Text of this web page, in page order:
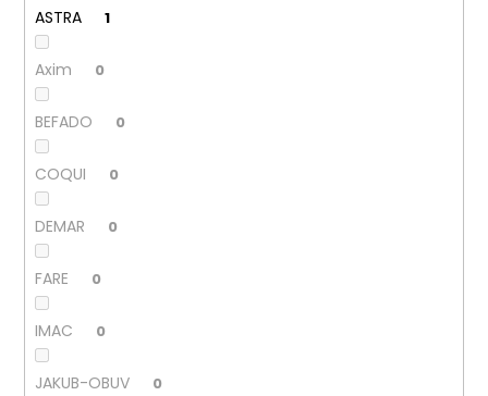
ASTRA 1
Axim 0
BEFADO 0
COQUI 0
DEMAR 0
FARE 0
IMAC 0
JAKUB-OBUV 0
m
PÁNSKÉ
SANDÁLY
KEEN
NEWPORT
BISON
KOŽENÉ
099
Kč
Původně:
799
Kč